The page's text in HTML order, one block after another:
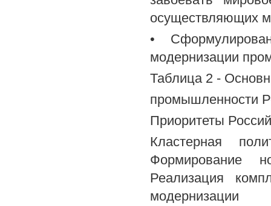
осуществляющих
•
модернизации
Таблица 2 -
промышленности
Приоритеты
Кластерная
Формирование
Реализация